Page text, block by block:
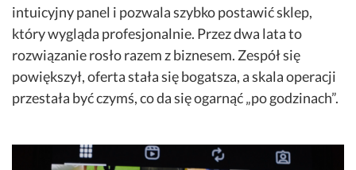
intuicyjny panel i pozwala szybko postawić sklep,
który wygląda profesjonalnie. Przez dwa lata to
rozwiązanie rosło razem z biznesem. Zespół się
powiększył, oferta stała się bogatsza, a skala operacji
przestała być czymś, co da się ogarnąć „po godzinach”.